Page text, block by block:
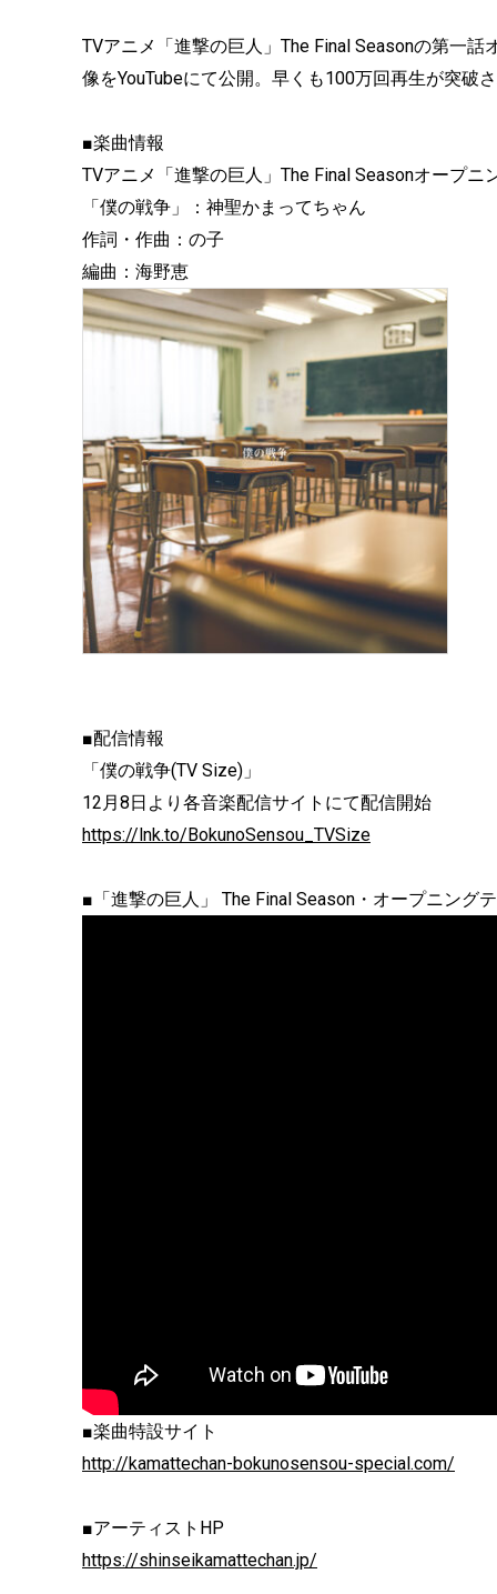
TVアニメ「進撃の巨人」The Final Seasonの第一
像をYouTubeにて公開。早くも100万回再生が突破
■楽曲情報
TVアニメ「進撃の巨人」The Final Seasonオープニ
「僕の戦争」：神聖かまってちゃん
作詞・作曲：の子
編曲：海野恵
■配信情報
「僕の戦争(TV Size)」
12月8日より各音楽配信サイトにて配信開始
https://lnk.to/BokunoSensou_TVSize
■「進撃の巨人」 The Final Season・オープニング
■楽曲特設サイト
http://kamattechan-bokunosensou-special.com/
■アーティストHP
https://shinseikamattechan.jp/